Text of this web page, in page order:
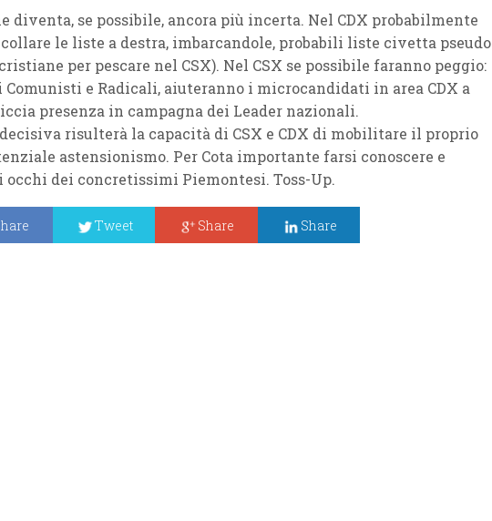
diventa, se possibile, ancora più incerta. Nel CDX probabilmente
le liste a destra, imbarcandole, probabili liste civetta pseudo
per pescare nel CSX). Nel CSX se possibile faranno peggio:
Comunisti e Radicali, aiuteranno i microcandidati in area CDX a
presenza in campagna dei Leader nazionali.
risulterà la capacità di CSX e CDX di mobilitare il proprio
astensionismo. Per Cota importante farsi conoscere e
dei concretissimi Piemontesi. Toss-Up.
Tweet Share Share